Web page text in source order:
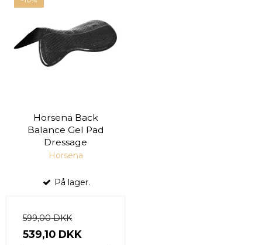
Horsena Back
Balance Gel Pad
Dressage
Horsena
På lager.
599,00 DKK
539,10 DKK